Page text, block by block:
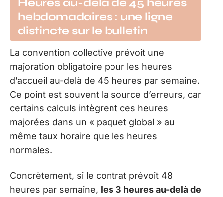
Heures au-delà de 45 heures
hebdomadaires : une ligne
distincte sur le bulletin
La convention collective prévoit une
majoration obligatoire pour les heures
d’accueil au-delà de 45 heures par semaine.
Ce point est souvent la source d’erreurs, car
certains calculs intègrent ces heures
majorées dans un « paquet global » au
même taux horaire que les heures
normales.
Concrètement, si le contrat prévoit 48
heures par semaine, les 3 heures au-delà de